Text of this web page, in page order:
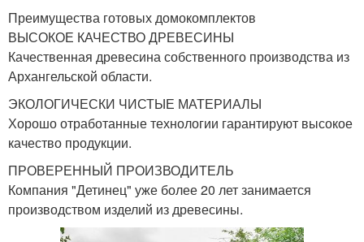
Преимущества готовых домокомплектов
ВЫСОКОЕ КАЧЕСТВО ДРЕВЕСИНЫ
Качественная древесина собственного производства из
Архангельской области.
ЭКОЛОГИЧЕСКИ ЧИСТЫЕ МАТЕРИАЛЫ
Хорошо отработанные технологии гарантируют высокое
качество продукции.
ПРОВЕРЕННЫЙ ПРОИЗВОДИТЕЛЬ
Компания "Детинец" уже более 20 лет занимается
производством изделий из древесины.